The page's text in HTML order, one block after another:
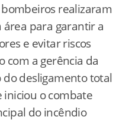
realizaram
para garantir a
e evitar riscos
com a gerência da
desligamento total
iniciou o combate
do incêndio